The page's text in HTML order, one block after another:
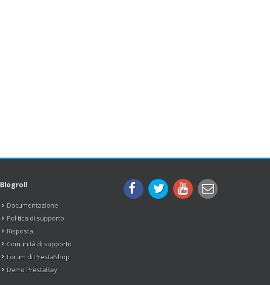
Blogroll
Documentazione
Politica di supporto
Risposta
Comunità di supporto
Forum di PrestaShop
Demo PrestaBay